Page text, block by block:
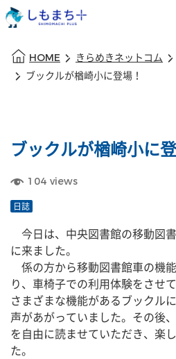
HOME きらめきネットコム
ブックルが楢崎小に登場！
ブックルが楢崎小に
104 views
日誌
今日は、中央図書館の移動図
に来ました。
係の方から移動図書館車の機
り、車椅子での利用体験をさせ
さまざまな機能があるブックル
声があがっていました。その後
を自由に読ませていただき、楽
た。